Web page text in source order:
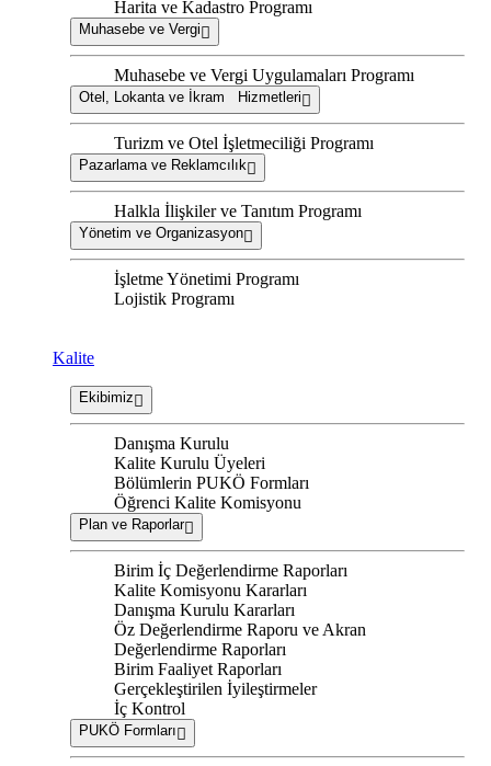
Harita ve Kadastro Programı
Muhasebe ve Vergi
Muhasebe ve Vergi Uygulamaları Programı
Otel, Lokanta ve İkram Hizmetleri
Turizm ve Otel İşletmeciliği Programı
Pazarlama ve Reklamcılık
Halkla İlişkiler ve Tanıtım Programı
Yönetim ve Organizasyon
İşletme Yönetimi Programı
Lojistik Programı
Kalite
Ekibimiz
Danışma Kurulu
Kalite Kurulu Üyeleri
Bölümlerin PUKÖ Formları
Öğrenci Kalite Komisyonu
Plan ve Raporlar
Birim İç Değerlendirme Raporları
Kalite Komisyonu Kararları
Danışma Kurulu Kararları
Öz Değerlendirme Raporu ve Akran
Değerlendirme Raporları
Birim Faaliyet Raporları
Gerçekleştirilen İyileştirmeler
İç Kontrol
PUKÖ Formları